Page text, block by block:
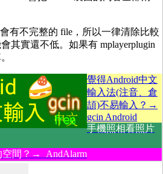
有不完整的 file，所以一律清除比較
其實還不低。如果有 mplayerplugin
覺得Android中文
輸入法(注音、倉
頡)不易輸入？→
gcin Android
手機照相看照片
空間？→ AndAlarm